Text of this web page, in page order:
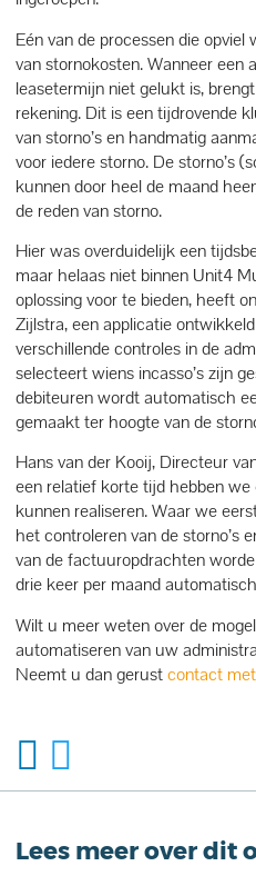
Eén van de processen die
van stornokosten. Wanneer een
leasetermijn niet gelukt is,
rekening. Dit is een tijdrovende
van storno’s en handmatig
voor iedere storno. De storno’s
kunnen door heel de maand
de reden van storno.
Hier was overduidelijk een
maar helaas niet binnen Unit4
oplossing voor te bieden, heeft
Zijlstra, een applicatie
verschillende controles in de
selecteert wiens incasso’s zijn
debiteuren wordt automatisch
gemaakt ter hoogte van de
Hans van der Kooij, Directeur
een relatief korte tijd hebben
kunnen realiseren. Waar we
het controleren van de storno’s
van de factuuropdrachten
drie keer per maand
Wilt u meer weten over de
automatiseren van uw
Neemt u dan gerustcontact
Lees meer over dit